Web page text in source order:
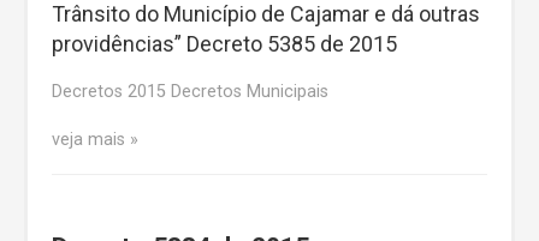
Trânsito do Município de Cajamar e dá outras
providências” Decreto 5385 de 2015
Decretos 2015 Decretos Municipais
veja mais